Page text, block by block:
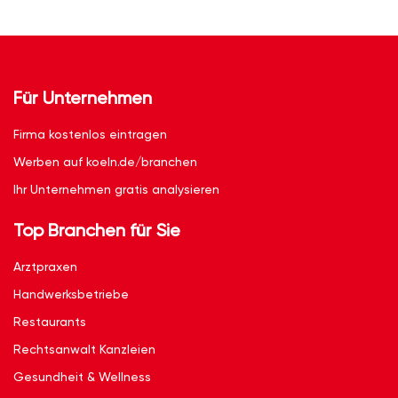
Für Unternehmen
Firma kostenlos eintragen
Werben auf koeln.de/branchen
Ihr Unternehmen gratis analysieren
Top Branchen für Sie
Arztpraxen
Handwerksbetriebe
Restaurants
Rechtsanwalt Kanzleien
Gesundheit & Wellness